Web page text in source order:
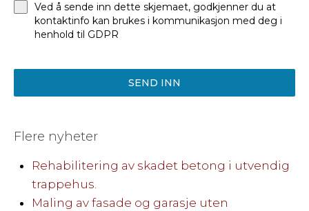
Ved å sende inn dette skjemaet, godkjenner du at
kontaktinfo kan brukes i kommunikasjon med deg i
henhold til GDPR
SEND INN
Flere nyheter
Rehabilitering av skadet betong i utvendig
trappehus.
Maling av fasade og garasje uten